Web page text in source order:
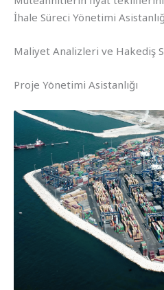
İhale Süreci Yönetimi
Maliyet Analizleri ve Hakediş
Proje Yönetimi Asistanlığı